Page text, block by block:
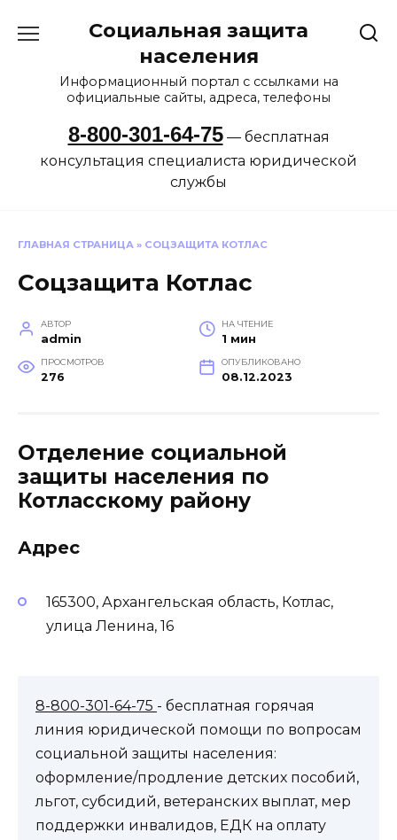
Социальная защита
населения
Информационный портал с ссылками на
официальные сайты, адреса, телефоны
8-800-301-64-75— бесплатная
консультация специалиста юридической
службы
ГЛАВНАЯ СТРАНИЦА » СОЦЗАЩИТА КОТЛАС
Соцзащита Котлас
АВТОР
admin
НА ЧТЕНИЕ
1 мин
ПРОСМОТРОВ
276
ОПУБЛИКОВАНО
08.12.2023
Отделение социальной
защиты населения по
Котласскому району
Адрес
165300, Архангельская область, Котлас,
улица Ленина, 16
8-800-301-64-75 - бесплатная горячая
линия юридической помощи по вопросам
социальной защиты населения:
оформление/продление детских пособий,
льгот, субсидий, ветеранских выплат, мер
поддержки инвалидов, ЕДК на оплату